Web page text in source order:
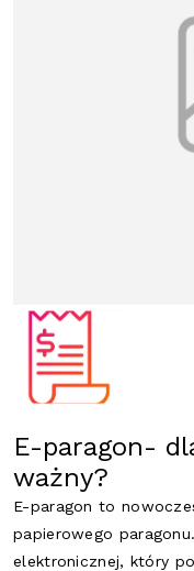
E-paragon-
ważny?
E-paragon to
papierowego
elektronicznej, który